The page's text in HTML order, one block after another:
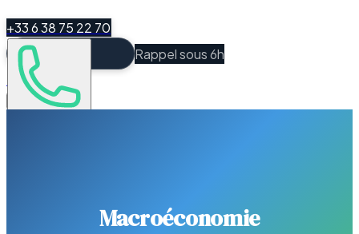
+33 6 38 75 22 70
Rappel sous 6h
Espace Client
Macroéconomie